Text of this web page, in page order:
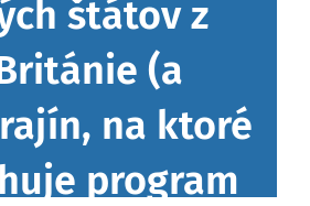
štátov z
(a
na ktoré
program